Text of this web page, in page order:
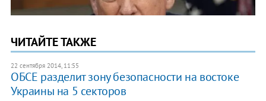
ЧИТАЙТЕ ТАКЖЕ
22 сентября 2014, 11:55
ОБСЕ разделит зону безопасности на востоке
Украины на 5 секторов